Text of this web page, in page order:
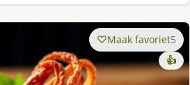
Maak favoriet5
👍